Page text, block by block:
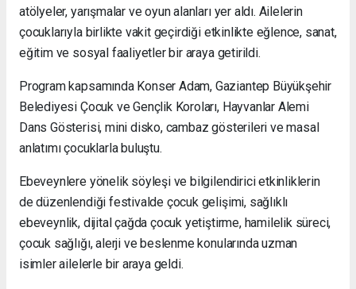
atölyeler, yarışmalar ve oyun alanları yer aldı. Ailelerin
çocuklarıyla birlikte vakit geçirdiği etkinlikte eğlence, sanat,
eğitim ve sosyal faaliyetler bir araya getirildi.
Program kapsamında Konser Adam, Gaziantep Büyükşehir
Belediyesi Çocuk ve Gençlik Koroları, Hayvanlar Alemi
Dans Gösterisi, mini disko, cambaz gösterileri ve masal
anlatımı çocuklarla buluştu.
Ebeveynlere yönelik söyleşi ve bilgilendirici etkinliklerin
de düzenlendiği festivalde çocuk gelişimi, sağlıklı
ebeveynlik, dijital çağda çocuk yetiştirme, hamilelik süreci,
çocuk sağlığı, alerji ve beslenme konularında uzman
isimler ailelerle bir araya geldi.